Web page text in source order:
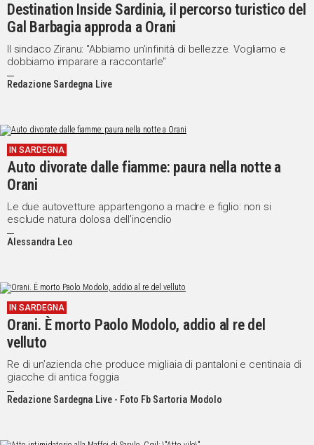
IN
ITALIA
NEL
MONDO
VIDEO
UNISCITI
WHATSAPP
Social
Destination Inside Sardinia, il percorso turistico del
Gal Barbagia approda a Orani
Il sindaco Ziranu: "Abbiamo un’infinità di bellezze. Vogliamo e
dobbiamo imparare a raccontarle"
Redazione Sardegna Live
IN SARDEGNA
Auto divorate dalle fiamme: paura nella notte a
Orani
Le due autovetture appartengono a madre e figlio: non si
esclude natura dolosa dell’incendio
Alessandra Leo
IN SARDEGNA
Orani. È morto Paolo Modolo, addio al re del
velluto
Re di un’azienda che produce migliaia di pantaloni e centinaia di
giacche di antica foggia
Redazione Sardegna Live - Foto Fb Sartoria Modolo